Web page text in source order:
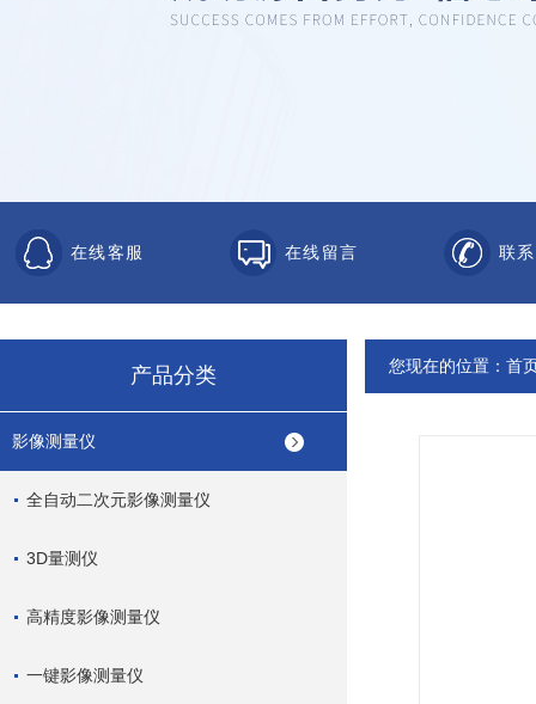
在线客服 在线留言 联
您现在的位置： 首
产品分类
影像测量仪
全自动二次元影像测量仪
3D量测仪
高精度影像测量仪
一键影像测量仪